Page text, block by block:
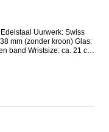
mm (zonder kroon) Glas:
express).